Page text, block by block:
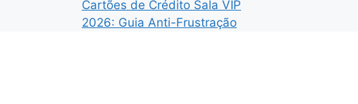
Cartões de Crédito Sala VIP
2026: Guia Anti-Frustração